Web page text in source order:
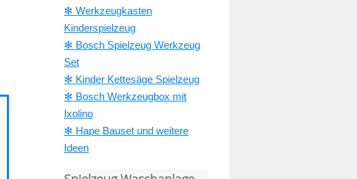
✻ Werkzeugkasten
Kinderspielzeug
✻ Bosch Spielzeug Werkzeug
Set
✻ Kinder Kettesäge Spielzeug
✻ Bosch Werkzeugbox mit
Ixolino
✻ Hape Bauset und weitere
Ideen